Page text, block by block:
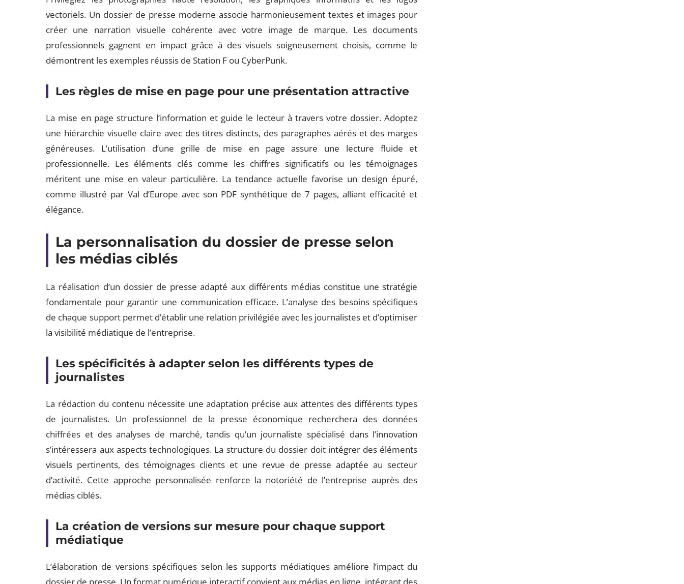
vectoriels. Un dossier de presse moderne associe harmonieusement textes et images pour
créer une narration visuelle cohérente avec votre image de marque. Les documents
professionnels gagnent en impact grâce à des visuels soigneusement choisis, comme le
démontrent les exemples réussis de Station F ou CyberPunk.
Les règles de mise en page pour une présentation attractive
La mise en page structure l’information et guide le lecteur à travers votre dossier. Adoptez
une hiérarchie visuelle claire avec des titres distincts, des paragraphes aérés et des marges
généreuses. L’utilisation d’une grille de mise en page assure une lecture fluide et
professionnelle. Les éléments clés comme les chiffres significatifs ou les témoignages
méritent une mise en valeur particulière. La tendance actuelle favorise un design épuré,
comme illustré par Val d’Europe avec son PDF synthétique de 7 pages, alliant efficacité et
élégance.
La personnalisation du dossier de presse selon
les médias ciblés
La réalisation d’un dossier de presse adapté aux différents médias constitue une stratégie
fondamentale pour garantir une communication efficace. L’analyse des besoins spécifiques
de chaque support permet d’établir une relation privilégiée avec les journalistes et d’optimiser
la visibilité médiatique de l’entreprise.
Les spécificités à adapter selon les différents types de
journalistes
La rédaction du contenu nécessite une adaptation précise aux attentes des différents types
de journalistes. Un professionnel de la presse économique recherchera des données
chiffrées et des analyses de marché, tandis qu’un journaliste spécialisé dans l’innovation
s’intéressera aux aspects technologiques. La structure du dossier doit intégrer des éléments
visuels pertinents, des témoignages clients et une revue de presse adaptée au secteur
d’activité. Cette approche personnalisée renforce la notoriété de l’entreprise auprès des
médias ciblés.
La création de versions sur mesure pour chaque support
médiatique
L’élaboration de versions spécifiques selon les supports médiatiques améliore l’impact du